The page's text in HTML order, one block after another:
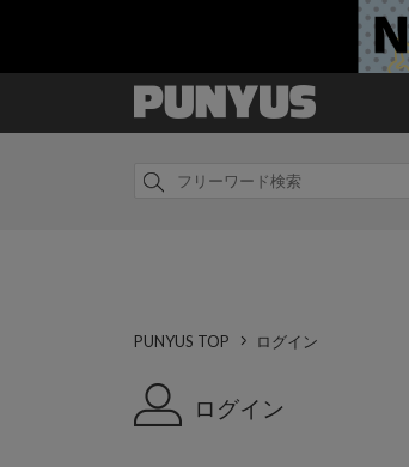
PUNYUS TOP ログイン
ログイン